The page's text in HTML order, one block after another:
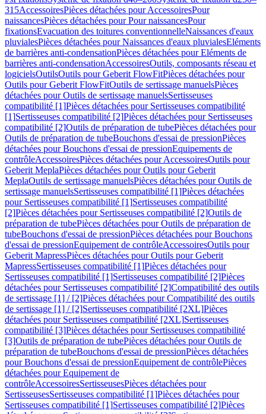
315AccessoiresPièces détachées pour AccessoiresPour
naissancesPièces détachées pour Pour naissancesPour
fixationsEvacuation des toitures conventionnelleNaissances d'eaux
pluvialesPièces détachées pour Naissances d'eaux pluvialesEléments
de barrières anti-condensationPièces détachées pour Eléments de
barrières anti-condensationAccessoiresOutils, composants réseau et
logicielsOutilsOutils pour Geberit FlowFitPièces détachées pour
Outils pour Geberit FlowFitOutils de sertissage manuelsPièces
détachées pour Outils de sertissage manuelsSertisseuses
compatibilité [1]Pièces détachées pour Sertisseuses compatibilité
[1]Sertisseuses compatibilité [2]Pièces détachées pour Sertisseuses
compatibilité [2]Outils de préparation de tubePièces détachées pour
Outils de préparation de tubeBouchons d'essai de pressionPièces
détachées pour Bouchons d'essai de pressionEquipements de
contrôleAccessoiresPièces détachées pour AccessoiresOutils pour
Geberit MeplaPièces détachées pour Outils pour Geberit
MeplaOutils de sertissage manuelsPièces détachées pour Outils de
sertissage manuelsSertisseuses compatibilité [1]Pièces détachées
pour Sertisseuses compatibilité [1]Sertisseuses compatibilité
[2]Pièces détachées pour Sertisseuses compatibilité [2]Outils de
préparation de tubePièces détachées pour Outils de préparation de
tubeBouchons d'essai de pressionPièces détachées pour Bouchons
d'essai de pressionEquipement de contrôleAccessoiresOutils pour
Geberit MapressPièces détachées pour Outils pour Geberit
MapressSertisseuses compatibilité [1]Pièces détachées pour
Sertisseuses compatibilité [1]Sertisseuses compatibilité [2]Pièces
détachées pour Sertisseuses compatibilité [2]Compatibilité des outils
de sertissage [1] / [2]Pièces détachées pour Compatibilité des outils
de sertissage [1] / [2]Sertisseuses compatibilité [2XL]Pièces
détachées pour Sertisseuses compatibilité [2XL]Sertisseuses
compatibilité [3]Pièces détachées pour Sertisseuses compatibilité
[3]Outils de préparation de tubePièces détachées pour Outils de
préparation de tubeBouchons d'essai de pressionPièces détachées
pour Bouchons d'essai de pressionEquipement de contrôlePièces
détachées pour Equipement de
contrôleAccessoiresSertisseusesPièces détachées pour
SertisseusesSertisseuses compatibilité [1]Pièces détachées pour
Sertisseuses compatibilité [1]Sertisseuses compatibilité [2]Pièces